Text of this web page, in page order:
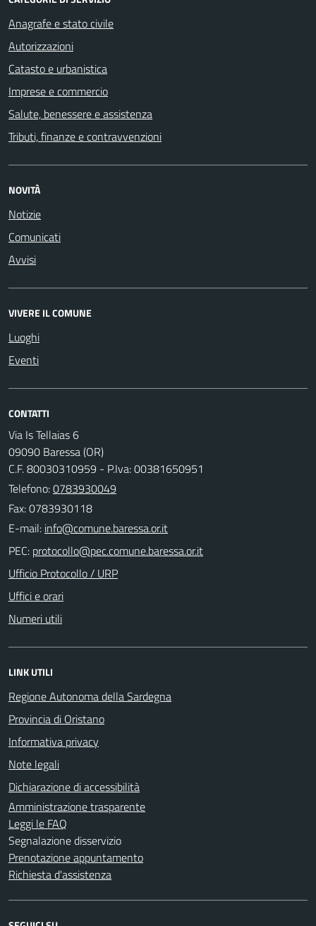
Anagrafe e stato civile
Autorizzazioni
Catasto e urbanistica
Imprese e commercio
Salute, benessere e assistenza
Tributi, finanze e contravvenzioni
NOVITÀ
Notizie
Comunicati
Avvisi
VIVERE IL COMUNE
Luoghi
Eventi
CONTATTI
Via Is Tellaias 6
09090 Baressa (OR)
C.F. 80030310959 - P.Iva: 00381650951
Telefono:0783930049
Fax: 0783930118
E-mail:
PEC:
Ufficio Protocollo / URP
Uffici e orari
Numeri utili
LINK UTILI
Regione Autonoma della Sardegna
Provincia di Oristano
Informativa privacy
Note legali
Dichiarazione di accessibilità
Amministrazione trasparente
Leggi le FAQ
Segnalazione disservizio
Prenotazione appuntamento
Richiesta d'assistenza